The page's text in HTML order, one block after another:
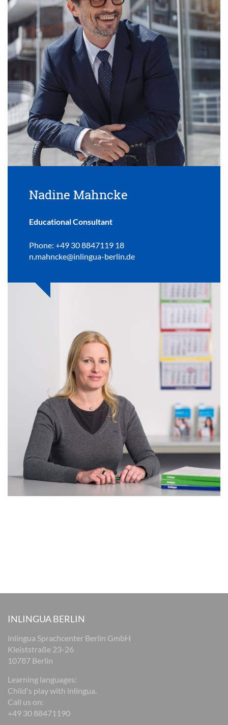
Nadine Mahncke
Educational Consultant
Phone: +49 30 8847119 18
n.mahncke@inlingua-berlin.de
INLINGUA BERLIN
inlingua Sprachcenter Berlin GmbH
Kleiststraße 23-26
10787 Berlin
Learning languages:
Child's play with inlingua.
Call us on:
+49 30 88471190